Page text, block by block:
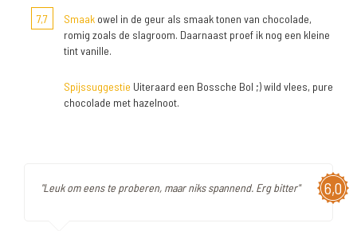
7,7 Smaak owel in de geur als smaak tonen van chocolade,
romig zoals de slagroom. Daarnaast proef ik nog een kleine
tint vanille.
Spijssuggestie Uiteraard een Bossche Bol ;) wild vlees, pure
chocolade met hazelnoot.
6,0
"Leuk om eens te proberen, maar niks spannend. Erg bitter"